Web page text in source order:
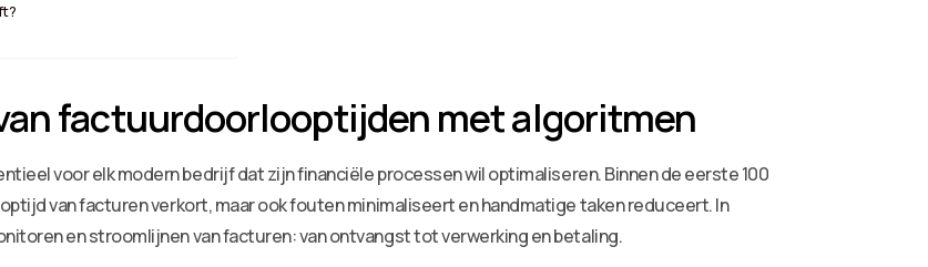
factuurdoorlooptijden met algoritmen
voor elk modern bedrijf dat zijn financiële processen wil optimaliseren. Binnen de eerste 100
van facturen verkort, maar ook fouten minimaliseert en handmatige taken reduceert. In
en stroomlijnen van facturen: van ontvangst tot verwerking en betaling.